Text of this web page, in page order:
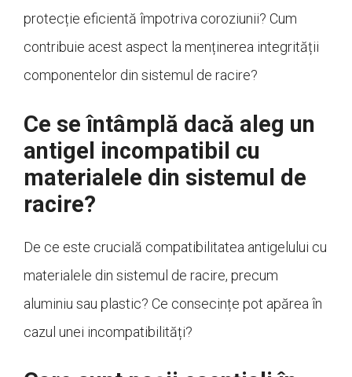
protecție eficientă împotriva coroziunii? Cum
contribuie acest aspect la menținerea integrității
componentelor din sistemul de racire?
Ce se întâmplă dacă aleg un
antigel incompatibil cu
materialele din sistemul de
racire?
De ce este crucială compatibilitatea antigelului cu
materialele din sistemul de racire, precum
aluminiu sau plastic? Ce consecințe pot apărea în
cazul unei incompatibilități?